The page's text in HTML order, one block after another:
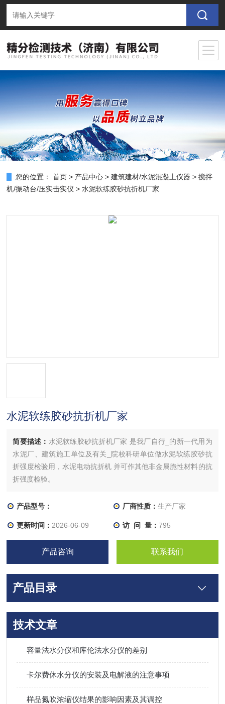
您的位置： 首页 > 产品中心 >建筑建材/水泥混凝土仪器 >搅拌
机/振动台/压实击实仪 > 水泥软练胶砂抗折机厂家
水泥软练胶砂抗折机厂家
简要描述： 水泥软练胶砂抗折机厂家 是我厂自行_的新一代用为
水泥厂、建筑施工单位及有关_院校科研单位做水泥软练胶砂抗
折强度检验用，水泥电动抗折机 并可作其他非金属脆性材料的抗
折强度检验。
产品型号： 厂商性质： 生产厂家
更新时间： 2026-06-09 访 问 量： 795
产品咨询 联系我们
产品目录
技术文章
容量法水分仪和库伦法水分仪的差别
卡尔费休水分仪的安装及电解液的注意事项
样品氮吹浓缩仪结果的影响因素及其调控